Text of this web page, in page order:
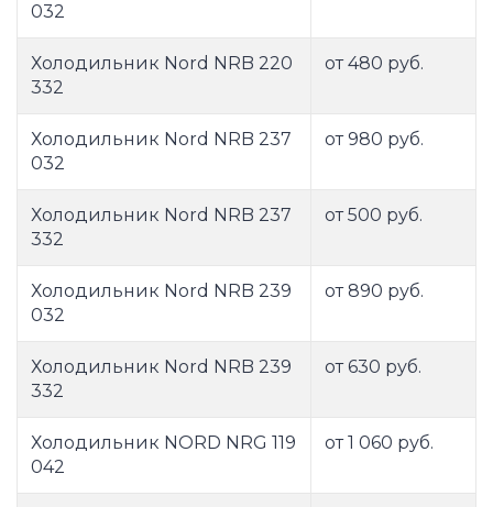
032
Холодильник Nord NRB 220
332
от 480 руб.
Холодильник Nord NRB 237
032
от 980 руб.
Холодильник Nord NRB 237
332
от 500 руб.
Холодильник Nord NRB 239
032
от 890 руб.
Холодильник Nord NRB 239
332
от 630 руб.
Холодильник NORD NRG 119
042
от 1 060 руб.